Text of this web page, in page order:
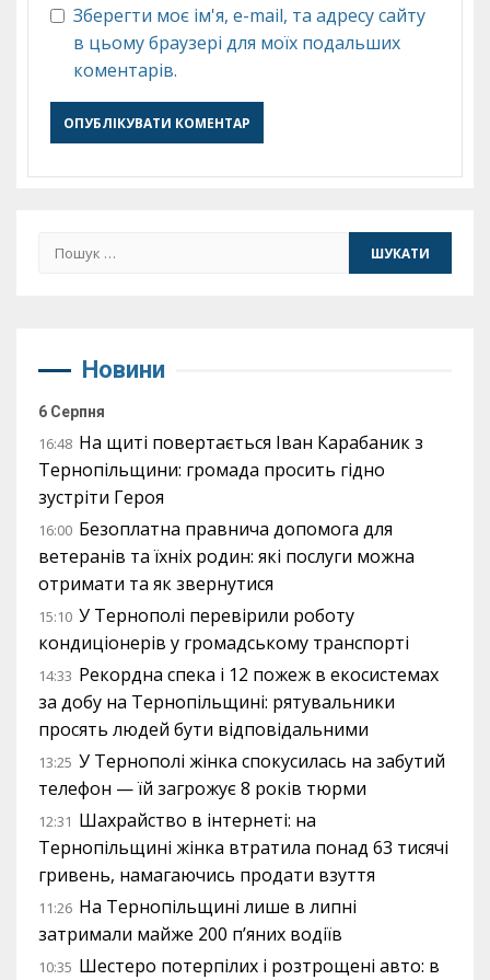
Зберегти моє ім'я, e-mail, та адресу сайту
в цьому браузері для моїх подальших
коментарів.
Пошук:
Новини
6 Серпня
16:48 На щиті повертається Іван Карабаник з
Тернопільщини: громада просить гідно
зустріти Героя
16:00 Безоплатна правнича допомога для
ветеранів та їхніх родин: які послуги можна
отримати та як звернутися
15:10 У Тернополі перевірили роботу
кондиціонерів у громадському транспорті
14:33 Рекордна спека і 12 пожеж в екосистемах
за добу на Тернопільщині: рятувальники
просять людей бути відповідальними
13:25 У Тернополі жінка спокусилась на забутий
телефон — їй загрожує 8 років тюрми
12:31 Шахрайство в інтернеті: на
Тернопільщині жінка втратила понад 63 тисячі
гривень, намагаючись продати взуття
11:26 На Тернопільщині лише в липні
затримали майже 200 п’яних водіїв
10:35 Шестеро потерпілих і розтрощені авто: в